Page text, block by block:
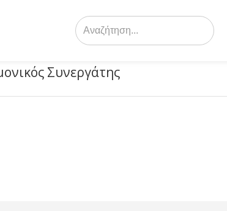
Search
for:
Συνεργάτης